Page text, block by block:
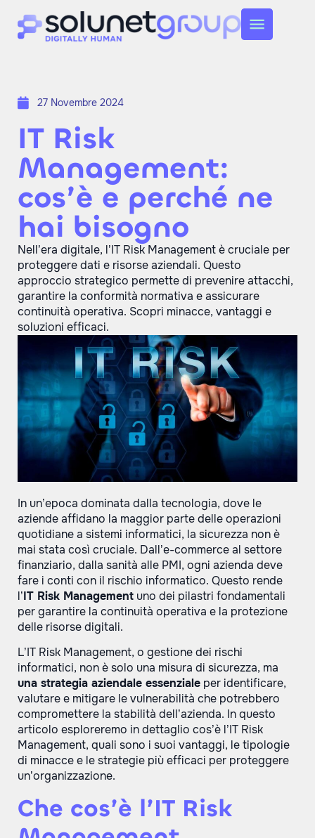
27 Novembre 2024
IT Risk
Management:
cos’è e perché ne
hai bisogno
Nell’era digitale, l’IT Risk Management è cruciale per
proteggere dati e risorse aziendali. Questo
approccio strategico permette di prevenire attacchi,
garantire la conformità normativa e assicurare
continuità operativa. Scopri minacce, vantaggi e
soluzioni efficaci.
In un’epoca dominata dalla tecnologia, dove le
aziende affidano la maggior parte delle operazioni
quotidiane a sistemi informatici, la sicurezza non è
mai stata così cruciale. Dall’e-commerce al settore
finanziario, dalla sanità alle PMI, ogni azienda deve
fare i conti con il rischio informatico. Questo rende
l’IT Risk Management uno dei pilastri fondamentali
per garantire la continuità operativa e la protezione
delle risorse digitali.
L’IT Risk Management, o gestione dei rischi
informatici, non è solo una misura di sicurezza, ma
una strategia aziendale essenziale per identificare,
valutare e mitigare le vulnerabilità che potrebbero
compromettere la stabilità dell’azienda. In questo
articolo esploreremo in dettaglio cos’è l’IT Risk
Management, quali sono i suoi vantaggi, le tipologie
di minacce e le strategie più efficaci per proteggere
un’organizzazione.
Che cos’è l’IT Risk